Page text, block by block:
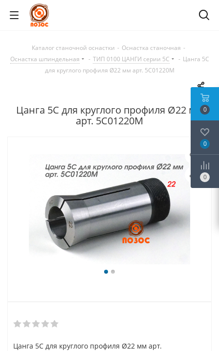
Каталог станочной оснастки - Оснастка станочная -
Оснастка шпиндельная
- ТИП 0100 ЦАНГИ серии 5C - Цанга 5С
для круглого профиля Ø22 мм арт. 5C01220M
Цанга 5С для круглого профиля Ø22 мм
арт. 5C01220M
Цанга 5С для круглого профиля Ø22 мм арт.
0
0
0